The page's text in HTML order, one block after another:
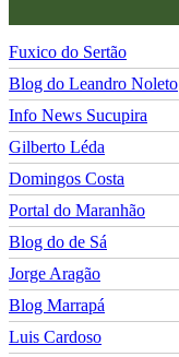
Fuxico do Sertão
Blog do Leandro Noleto
Info News Sucupira
Gilberto Léda
Domingos Costa
Portal do Maranhão
Blog do de Sá
Jorge Aragão
Blog Marrapá
Luis Cardoso